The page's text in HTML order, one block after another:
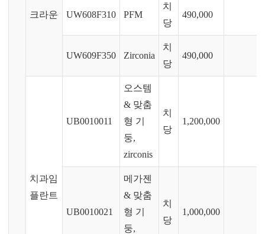
크라운 UW608F310 PFM
치
당
490,000
UW609F350 Zirconia
치
당
490,000
치과임
플란트
UB0010011
오스템
& 맞춤
형 기
둥,
zirconis
치
당
1,200,000
UB0010021
메가젠
& 맞춤
형 기
둥,
치
당
1,000,000